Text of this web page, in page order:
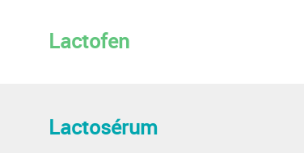
Lactofen
Lactosérum